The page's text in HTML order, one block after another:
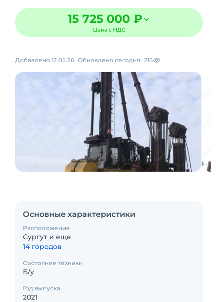
15 725 000 ₽
Цена с НДС
Добавлено 12.05.26 Обновлено сегодня 215
Основные характеристики
Расположение
Сургут и еще
14 городов
Состояние техники
Б/у
Год выпуска
2021